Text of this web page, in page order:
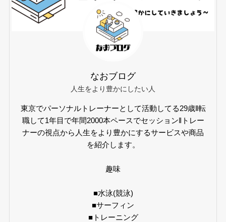
なおブログ
人生をより豊かにしたい人
東京でパーソナルトレーナーとして活動してる29歳‖転
職して1年目で年間2000本ペースでセッション‖トレー
ナーの視点から人生をより豊かにするサービスや商品
を紹介します。
趣味
■水泳(競泳)
■サーフィン
■トレーニング